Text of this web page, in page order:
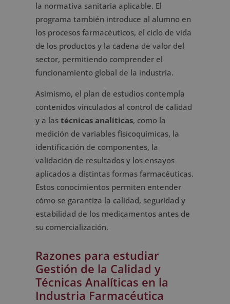
la normativa sanitaria aplicable. El
programa también introduce al alumno en
los procesos farmacéuticos, el ciclo de vida
de los productos y la cadena de valor del
sector, permitiendo comprender el
funcionamiento global de la industria.
Asimismo, el plan de estudios contempla
contenidos vinculados al control de calidad
y a las técnicas analíticas, como la
medición de variables fisicoquímicas, la
identificación de componentes, la
validación de resultados y los ensayos
aplicados a distintas formas farmacéuticas.
Estos conocimientos permiten entender
cómo se garantiza la calidad, seguridad y
estabilidad de los medicamentos antes de
su comercialización.
Razones para estudiar
Gestión de la Calidad y
Técnicas Analíticas en la
Industria Farmacéutica